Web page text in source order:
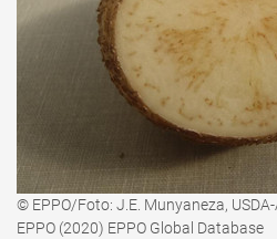
© EPPO/Foto: J.E. Munyaneza,
EPPO (2020) EPPO Global Database